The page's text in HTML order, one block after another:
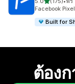
ทั้งหมด 175 รีวิว
Facebook
Built for
ต้อง